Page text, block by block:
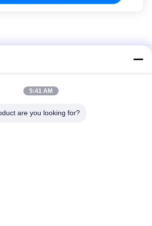
Poeder
van LHS niet Explosief Poeder
van de 120 Graadreis de
5:41 AM
are you looking for?